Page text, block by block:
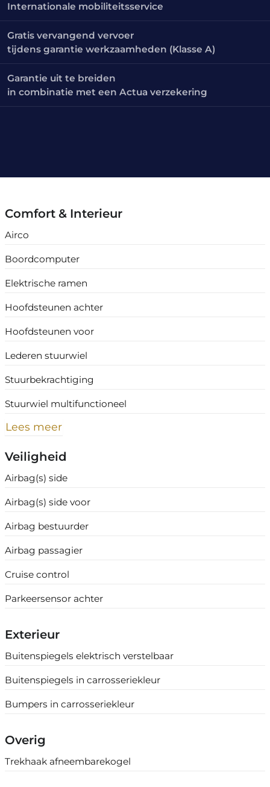
Internationale mobiliteitsservice
Gratis vervangend vervoer
tijdens garantie werkzaamheden (Klasse A)
Garantie uit te breiden
in combinatie met een Actua verzekering
Comfort & Interieur
Airco
Boordcomputer
Elektrische ramen
Hoofdsteunen achter
Hoofdsteunen voor
Lederen stuurwiel
Stuurbekrachtiging
Stuurwiel multifunctioneel
Lees meer
Veiligheid
Airbag(s) side
Airbag(s) side voor
Airbag bestuurder
Airbag passagier
Cruise control
Parkeersensor achter
Exterieur
Buitenspiegels elektrisch verstelbaar
Buitenspiegels in carrosseriekleur
Bumpers in carrosseriekleur
Overig
Trekhaak afneembarekogel